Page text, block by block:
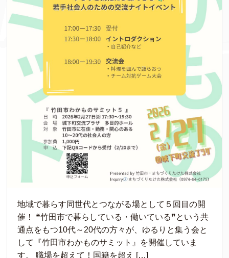
地域で暮らす同世代とつながる場として５回目の開
催！ ❝竹田市で暮らしている・働いている❞という共
通点をもつ10代～20代の方々が、ゆるりと集う会と
して『竹田市わかものサミット』を開催していま
す。 職場を超えて！国籍を超え […]